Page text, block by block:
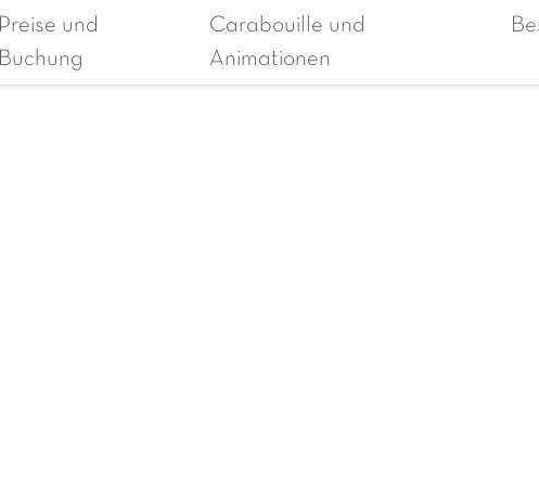
Campingplatz Fredland Karte
Preise und
Buchung
Carabouille und
Animationen